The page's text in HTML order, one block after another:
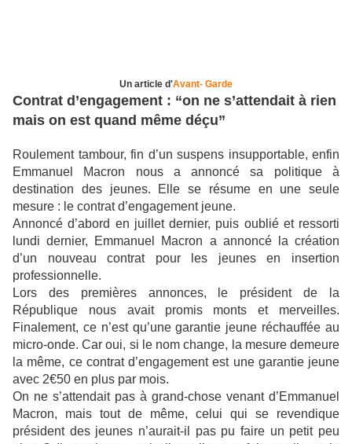
Un article d'Avant- Garde
Contrat d’engagement : “on ne s’attendait à rien
mais on est quand même déçu”
Roulement tambour, fin d’un suspens insupportable, enfin
Emmanuel Macron nous a annoncé sa politique à
destination des jeunes. Elle se résume en une seule
mesure : le contrat d’engagement jeune.
Annoncé d’abord en juillet dernier, puis oublié et ressorti
lundi dernier, Emmanuel Macron a annoncé la création
d’un nouveau contrat pour les jeunes en insertion
professionnelle.
Lors des premières annonces, le président de la
République nous avait promis monts et merveilles.
Finalement, ce n’est qu’une garantie jeune réchauffée au
micro-onde. Car oui, si le nom change, la mesure demeure
la même, ce contrat d’engagement est une garantie jeune
avec 2€50 en plus par mois.
On ne s’attendait pas à grand-chose venant d’Emmanuel
Macron, mais tout de même, celui qui se revendique
président des jeunes n’aurait-il pas pu faire un petit peu